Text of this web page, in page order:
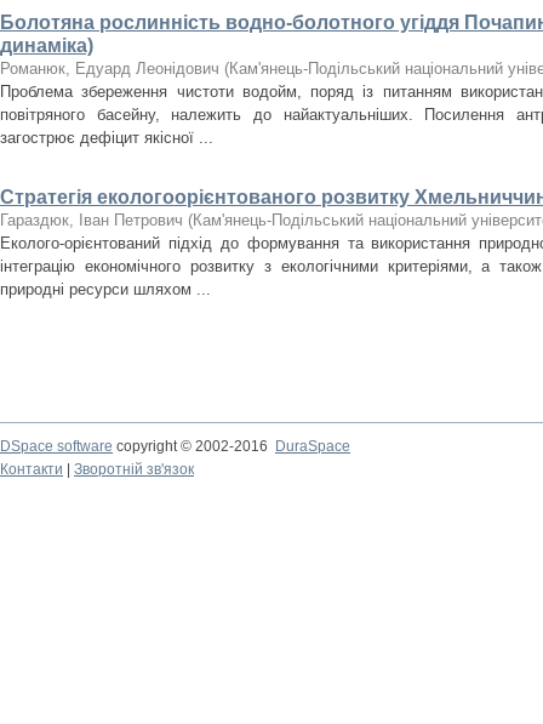
Болотяна рослинність водно-болотного угіддя
динаміка)
Романюк, Едуард Леонідович (Кам'янець-Подільський національний
Проблема збереження чистоти водойм, поряд із питанням
повітряного басейну, належить до найактуальніших. Посилення
загострює дефіцит якісної ...
Стратегія екологоорієнтованого розвитку
Гараздюк, Іван Петрович (Кам'янець-Подільський національний
Еколого-орієнтований підхід до формування та використання
інтеграцію економічного розвитку з екологічними критеріями, а
природні ресурси шляхом ...
DSpace software copyright © 2002-2016
DuraSpace
Контакти
Зворотній зв'язок